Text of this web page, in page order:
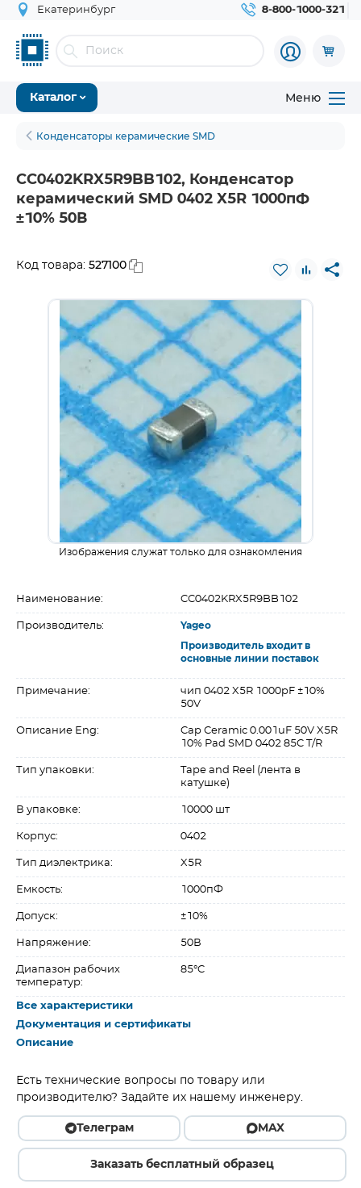
Екатеринбург 8-800-1000-321
Каталог Меню
Конденсаторы керамические SMD
CC0402KRX5R9BB102, Конденсатор
керамический SMD 0402 X5R 1000пФ
±10% 50В
Код товара: 527100
Изображения служат только для ознакомления
Наименование: CC0402KRX5R9BB102
Производитель: Yageo
Производитель входит в
основные линии поставок
Примечание:
чип 0402 X5R 1000pF ±10%
50V
Описание Eng:
Cap Ceramic 0.001uF 50V X5R
10% Pad SMD 0402 85C T/R
Тип упаковки:
Tape and Reel (лента в
катушке)
В упаковке: 10000 шт
Корпус: 0402
Тип диэлектрика: X5R
Емкость: 1000пФ
Допуск: ±10%
Напряжение: 50В
Диапазон рабочих
температур:
85°C
Все характеристики
Документация и сертификаты
Описание
Есть технические вопросы по товару или
производителю? Задайте их нашему инженеру.
Телеграм MAX
Заказать бесплатный образец